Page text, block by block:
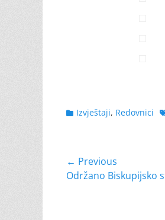
Categories
Izvještaji, Redovnici
Navigacija
objava
← Previous
Previous
Održano Biskupijsko